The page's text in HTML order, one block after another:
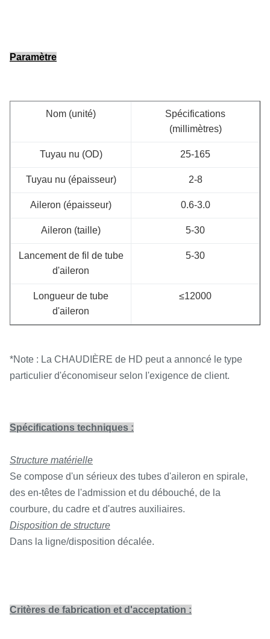
Paramètre
Nom (unité)
Spécifications
(millimètres)
Tuyau nu (OD) 25-165
Tuyau nu (épaisseur) 2-8
Aileron (épaisseur) 0.6-3.0
Aileron (taille) 5-30
Lancement de fil de tube
d'aileron
5-30
Longueur de tube
d'aileron
≤12000
*Note : La CHAUDIÈRE de HD peut a annoncé le type
particulier d'économiseur selon l'exigence de client.
Spécifications techniques :
Structure matérielle
Se compose d'un sérieux des tubes d'aileron en spirale,
des en-têtes de l'admission et du débouché, de la
courbure, du cadre et d'autres auxiliaires.
Disposition de structure
Dans la ligne/disposition décalée.
Critères de fabrication et d'acceptation :